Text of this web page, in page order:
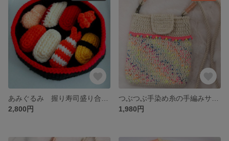
2,800円
1,980円